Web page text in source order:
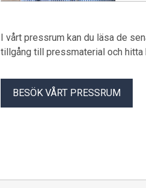
I vårt pressrum kan du läsa de
tillgång till pressmaterial och hitta
BESÖK VÅRT PRESSRUM